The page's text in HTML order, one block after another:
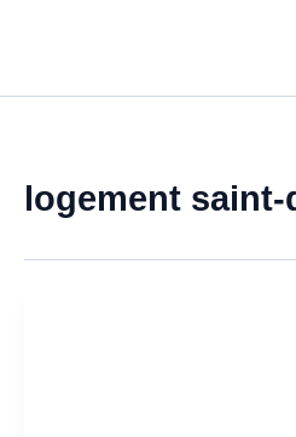
logement